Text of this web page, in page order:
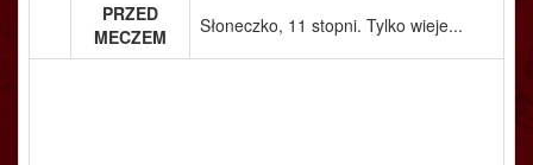
PRZED
MECZEM
Słoneczko, 11 stopni. Tylko wieje...